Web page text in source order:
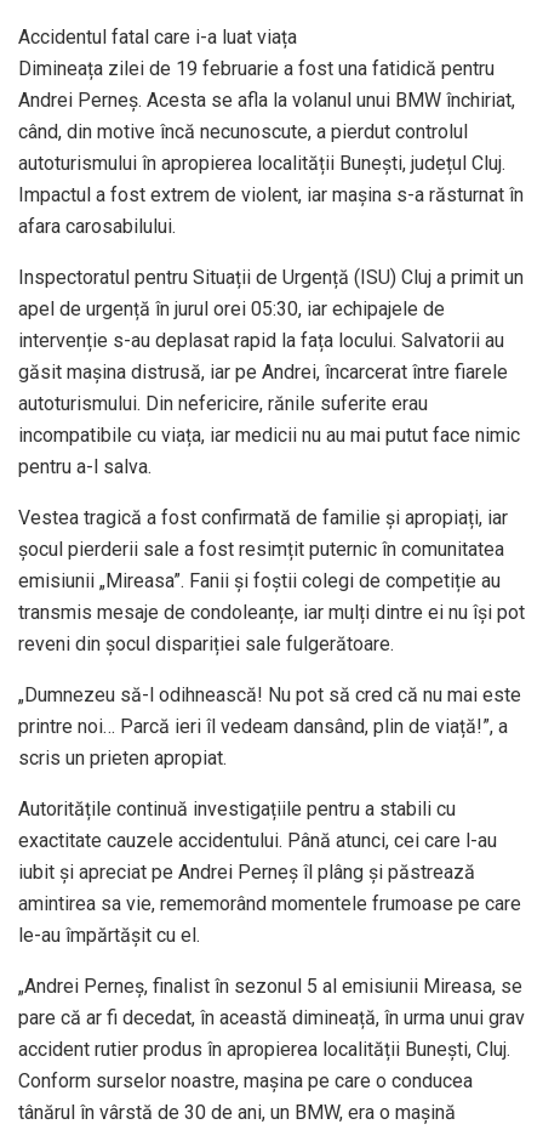
Accidentul fatal care i-a luat viața
Dimineața zilei de 19 februarie a fost una fatidică pentru
Andrei Perneș. Acesta se afla la volanul unui BMW închiriat,
când, din motive încă necunoscute, a pierdut controlul
autoturismului în apropierea localității Bunești, județul Cluj.
Impactul a fost extrem de violent, iar mașina s-a răsturnat în
afara carosabilului.
Inspectoratul pentru Situații de Urgență (ISU) Cluj a primit un
apel de urgență în jurul orei 05:30, iar echipajele de
intervenție s-au deplasat rapid la fața locului. Salvatorii au
găsit mașina distrusă, iar pe Andrei, încarcerat între fiarele
autoturismului. Din nefericire, rănile suferite erau
incompatibile cu viața, iar medicii nu au mai putut face nimic
pentru a-l salva.
Vestea tragică a fost confirmată de familie și apropiați, iar
șocul pierderii sale a fost resimțit puternic în comunitatea
emisiunii „Mireasa”. Fanii și foștii colegi de competiție au
transmis mesaje de condoleanțe, iar mulți dintre ei nu își pot
reveni din șocul dispariției sale fulgerătoare.
„Dumnezeu să-l odihnească! Nu pot să cred că nu mai este
printre noi… Parcă ieri îl vedeam dansând, plin de viață!”, a
scris un prieten apropiat.
Autoritățile continuă investigațiile pentru a stabili cu
exactitate cauzele accidentului. Până atunci, cei care l-au
iubit și apreciat pe Andrei Perneș îl plâng și păstrează
amintirea sa vie, rememorând momentele frumoase pe care
le-au împărtășit cu el.
„Andrei Perneș, finalist în sezonul 5 al emisiunii Mireasa, se
pare că ar fi decedat, în această dimineață, în urma unui grav
accident rutier produs în apropierea localității Bunești, Cluj.
Conform surselor noastre, maşina pe care o conducea
tânărul în vârstă de 30 de ani, un BMW, era o mașină